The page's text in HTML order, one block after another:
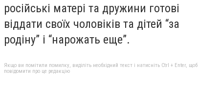
російські матері та дружини готові
віддати своїх чоловіків та дітей “за
родіну” і “нарожать еще”.
Якщо ви помітили помилку, виділіть необхідний текст і натисніть Ctrl + Enter, щоб
повідомити про це редакцію